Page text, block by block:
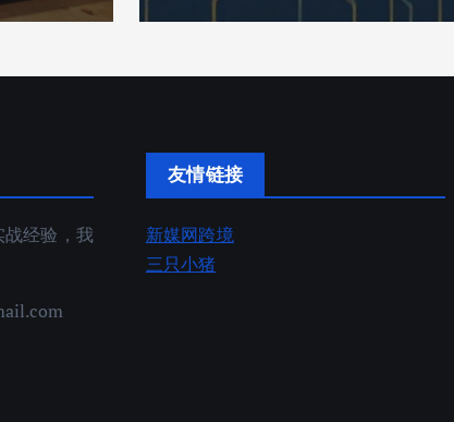
经验，我
友情链接
新媒网跨境
三只小猪